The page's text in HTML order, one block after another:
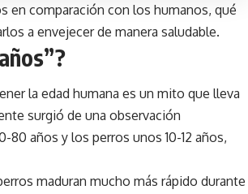
en comparación con los humanos, qué
a envejecer de manera saludable.
la edad humana es un mito que lleva
surgió de una observación
años y los perros unos 10-12 años,
maduran mucho más rápido durante